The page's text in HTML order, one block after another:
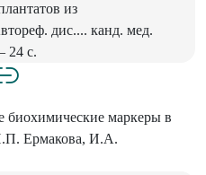
из
дис.... канд. мед.
24 с.
маркеры в
Ермакова, И.А.